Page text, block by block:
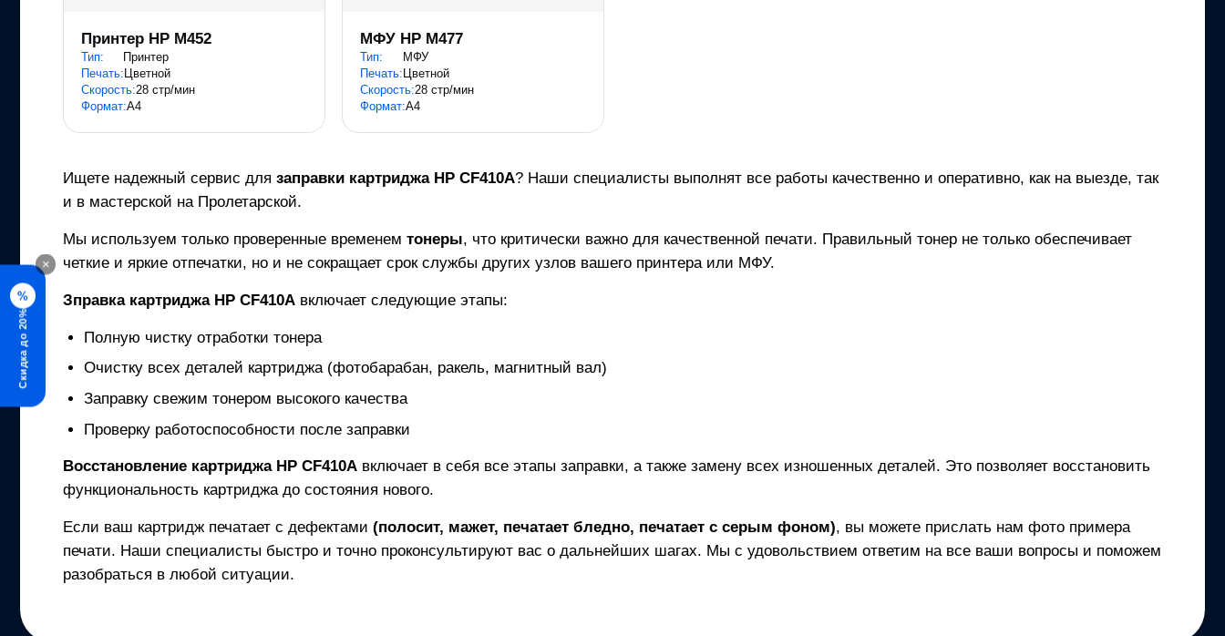
×
%
Скидка до 20%
Принтер HP M452
Тип:
Принтер
Печать: Цветной
Скорость:28 стр/мин
Формат:A4
МФУ HP M477
Тип:
МФУ
Печать: Цветной
Скорость:28 стр/мин
Формат:A4
Ищете надежный сервис для заправки картриджа HP CF410A? Наши специалисты выполнят все работы качественно и оперативно, как на выезде, так
и в мастерской на Пролетарской.
Мы используем только проверенные временем тонеры, что критически важно для качественной печати. Правильный тонер не только обеспечивает
четкие и яркие отпечатки, но и не сокращает срок службы других узлов вашего принтера или МФУ.
Зправка картриджа HP CF410A включает следующие этапы:
Полную чистку отработки тонера
Очистку всех деталей картриджа (фотобарабан, ракель, магнитный вал)
Заправку свежим тонером высокого качества
Проверку работоспособности после заправки
Восстановление картриджа HP CF410A включает в себя все этапы заправки, а также замену всех изношенных деталей. Это позволяет восстановить
функциональность картриджа до состояния нового.
Если ваш картридж печатает с дефектами (полосит, мажет, печатает бледно, печатает с серым фоном), вы можете прислать нам фото примера
печати. Наши специалисты быстро и точно проконсультируют вас о дальнейших шагах. Мы с удовольствием ответим на все ваши вопросы и поможем
разобраться в любой ситуации.